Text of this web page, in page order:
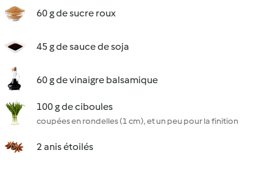
60 g de sucre roux
45 g de sauce de soja
60 g de vinaigre balsamique
100 g de ciboules
coupées en rondelles (1 cm), et un peu pour la finition
2 anis étoilés